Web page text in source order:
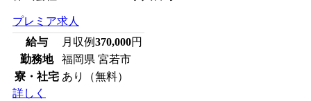
プレミア求人
給与
月収例370,000円
勤務地
福岡県 宮若市
寮・社宅 あり（無料）
詳しく